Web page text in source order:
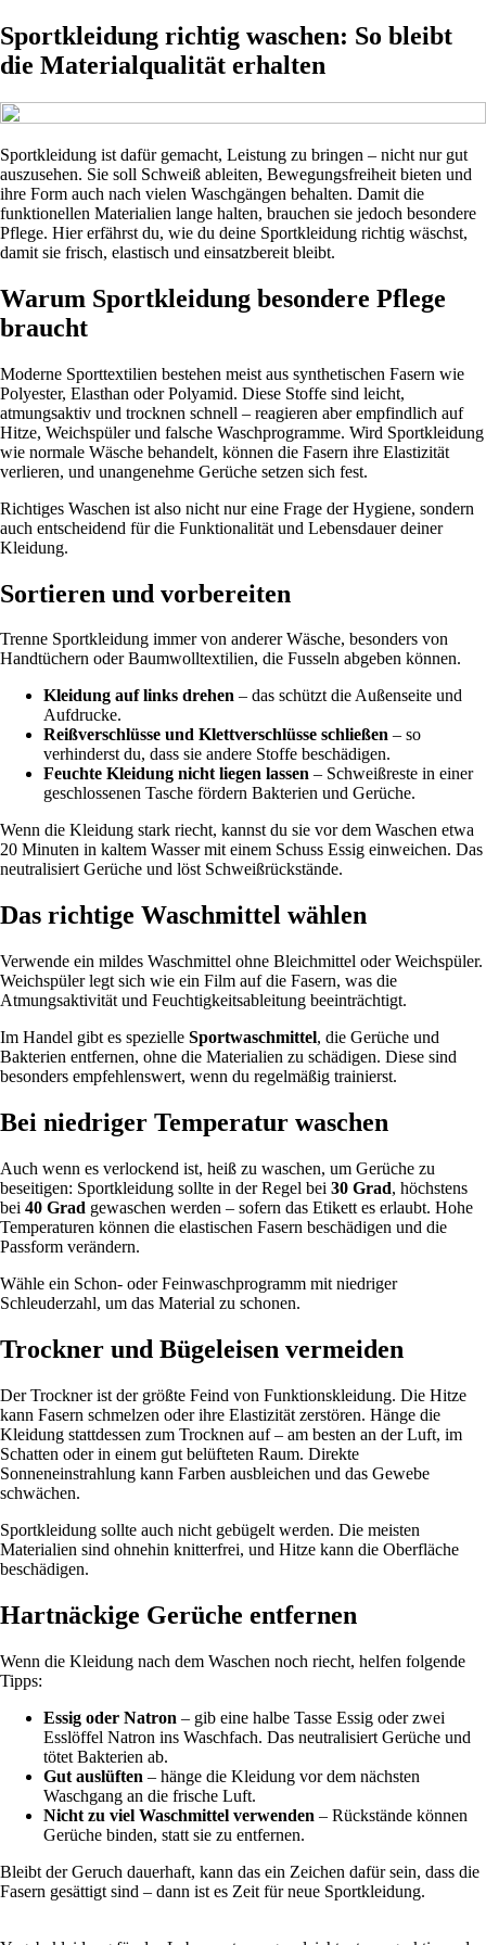
Sportkleidung richtig waschen: So bleibt
die Materialqualität erhalten
Sportkleidung ist dafür gemacht, Leistung zu bringen – nicht nur gut
auszusehen. Sie soll Schweiß ableiten, Bewegungsfreiheit bieten und
ihre Form auch nach vielen Waschgängen behalten. Damit die
funktionellen Materialien lange halten, brauchen sie jedoch besondere
Pflege. Hier erfährst du, wie du deine Sportkleidung richtig wäschst,
damit sie frisch, elastisch und einsatzbereit bleibt.
Warum Sportkleidung besondere Pflege
braucht
Moderne Sporttextilien bestehen meist aus synthetischen Fasern wie
Polyester, Elasthan oder Polyamid. Diese Stoffe sind leicht,
atmungsaktiv und trocknen schnell – reagieren aber empfindlich auf
Hitze, Weichspüler und falsche Waschprogramme. Wird Sportkleidung
wie normale Wäsche behandelt, können die Fasern ihre Elastizität
verlieren, und unangenehme Gerüche setzen sich fest.
Richtiges Waschen ist also nicht nur eine Frage der Hygiene, sondern
auch entscheidend für die Funktionalität und Lebensdauer deiner
Kleidung.
Sortieren und vorbereiten
Trenne Sportkleidung immer von anderer Wäsche, besonders von
Handtüchern oder Baumwolltextilien, die Fusseln abgeben können.
Kleidung auf links drehen – das schützt die Außenseite und
Aufdrucke.
Reißverschlüsse und Klettverschlüsse schließen – so
verhinderst du, dass sie andere Stoffe beschädigen.
Feuchte Kleidung nicht liegen lassen – Schweißreste in einer
geschlossenen Tasche fördern Bakterien und Gerüche.
Wenn die Kleidung stark riecht, kannst du sie vor dem Waschen etwa
20 Minuten in kaltem Wasser mit einem Schuss Essig einweichen. Das
neutralisiert Gerüche und löst Schweißrückstände.
Das richtige Waschmittel wählen
Verwende ein mildes Waschmittel ohne Bleichmittel oder Weichspüler.
Weichspüler legt sich wie ein Film auf die Fasern, was die
Atmungsaktivität und Feuchtigkeitsableitung beeinträchtigt.
Im Handel gibt es spezielle Sportwaschmittel, die Gerüche und
Bakterien entfernen, ohne die Materialien zu schädigen. Diese sind
besonders empfehlenswert, wenn du regelmäßig trainierst.
Bei niedriger Temperatur waschen
Auch wenn es verlockend ist, heiß zu waschen, um Gerüche zu
beseitigen: Sportkleidung sollte in der Regel bei 30 Grad, höchstens
bei 40 Grad gewaschen werden – sofern das Etikett es erlaubt. Hohe
Temperaturen können die elastischen Fasern beschädigen und die
Passform verändern.
Wähle ein Schon- oder Feinwaschprogramm mit niedriger
Schleuderzahl, um das Material zu schonen.
Trockner und Bügeleisen vermeiden
Der Trockner ist der größte Feind von Funktionskleidung. Die Hitze
kann Fasern schmelzen oder ihre Elastizität zerstören. Hänge die
Kleidung stattdessen zum Trocknen auf – am besten an der Luft, im
Schatten oder in einem gut belüfteten Raum. Direkte
Sonneneinstrahlung kann Farben ausbleichen und das Gewebe
schwächen.
Sportkleidung sollte auch nicht gebügelt werden. Die meisten
Materialien sind ohnehin knitterfrei, und Hitze kann die Oberfläche
beschädigen.
Hartnäckige Gerüche entfernen
Wenn die Kleidung nach dem Waschen noch riecht, helfen folgende
Tipps:
Essig oder Natron – gib eine halbe Tasse Essig oder zwei
Esslöffel Natron ins Waschfach. Das neutralisiert Gerüche und
tötet Bakterien ab.
Gut auslüften – hänge die Kleidung vor dem nächsten
Waschgang an die frische Luft.
Nicht zu viel Waschmittel verwenden – Rückstände können
Gerüche binden, statt sie zu entfernen.
Bleibt der Geruch dauerhaft, kann das ein Zeichen dafür sein, dass die
Fasern gesättigt sind – dann ist es Zeit für neue Sportkleidung.